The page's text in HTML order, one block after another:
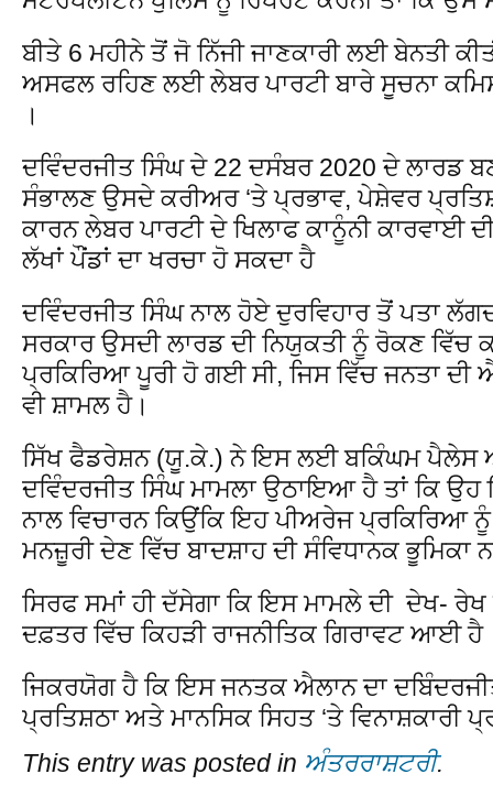
ਬੀਤੇ 6 ਮਹੀਨੇ ਤੋਂ ਜੋ ਨਿੱਜੀ ਜਾਣਕਾਰੀ ਲਈ ਬੇਨਤੀ
ਅਸਫਲ ਰਹਿਣ ਲਈ ਲੇਬਰ ਪਾਰਟੀ ਬਾਰੇ ਸੂਚਨਾ
।
ਦਵਿੰਦਰਜੀਤ ਸਿੰਘ ਦੇ 22 ਦਸੰਬਰ 2020 ਦੇ ਲਾਰਡ
ਸੰਭਾਲਣ ਉਸਦੇ ਕਰੀਅਰ ‘ਤੇ ਪ੍ਰਭਾਵ, ਪੇਸ਼ੇਵਰ
ਕਾਰਨ ਲੇਬਰ ਪਾਰਟੀ ਦੇ ਖਿਲਾਫ ਕਾਨੂੰਨੀ ਕਾਰਵਾਈ
ਲੱਖਾਂ ਪੌਂਡਾਂ ਦਾ ਖਰਚਾ ਹੋ ਸਕਦਾ ਹੈ
ਦਵਿੰਦਰਜੀਤ ਸਿੰਘ ਨਾਲ ਹੋਏ ਦੁਰਵਿਹਾਰ ਤੋਂ ਪਤਾ
ਸਰਕਾਰ ਉਸਦੀ ਲਾਰਡ ਦੀ ਨਿਯੁਕਤੀ ਨੂੰ ਰੋਕਣ ਵਿੱਚ
ਪ੍ਰਕਿਰਿਆ ਪੂਰੀ ਹੋ ਗਈ ਸੀ, ਜਿਸ ਵਿੱਚ ਜਨਤਾ ਦੀ
ਵੀ ਸ਼ਾਮਲ ਹੈ।
ਸਿੱਖ ਫੈਡਰੇਸ਼ਨ (ਯੂ.ਕੇ.) ਨੇ ਇਸ ਲਈ ਬਕਿੰਘਮ ਪੈਲੇਸ
ਦਵਿੰਦਰਜੀਤ ਸਿੰਘ ਮਾਮਲਾ ਉਠਾਇਆ ਹੈ ਤਾਂ ਕਿ
ਨਾਲ ਵਿਚਾਰਨ ਕਿਉਂਕਿ ਇਹ ਪੀਅਰੇਜ ਪ੍ਰਕਿਰਿਆ
ਮਨਜ਼ੂਰੀ ਦੇਣ ਵਿੱਚ ਬਾਦਸ਼ਾਹ ਦੀ ਸੰਵਿਧਾਨਕ ਭੂਮਿਕਾ
ਸਿਰਫ ਸਮਾਂ ਹੀ ਦੱਸੇਗਾ ਕਿ ਇਸ ਮਾਮਲੇ ਦੀ ਦੇਖ-
ਦਫ਼ਤਰ ਵਿੱਚ ਕਿਹੜੀ ਰਾਜਨੀਤਿਕ ਗਿਰਾਵਟ ਆਈ ਹੈ
ਜਿਕਰਯੋਗ ਹੈ ਕਿ ਇਸ ਜਨਤਕ ਐਲਾਨ ਦਾ
ਪ੍ਰਤਿਸ਼ਠਾ ਅਤੇ ਮਾਨਸਿਕ ਸਿਹਤ ‘ਤੇ ਵਿਨਾਸ਼ਕਾਰੀ
This entry was posted in ਅੰਤਰਰਾਸ਼ਟਰੀ.